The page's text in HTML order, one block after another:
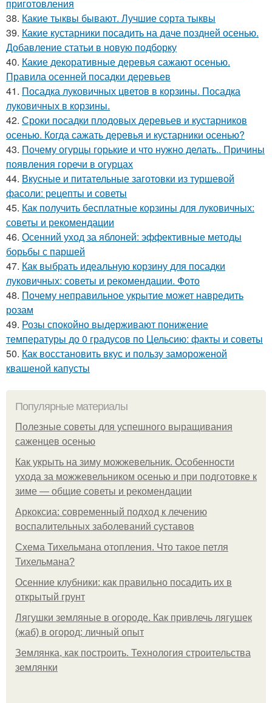
приготовления
38. Какие тыквы бывают. Лучшие сорта тыквы
39. Какие кустарники посадить на даче поздней осенью.
Добавление статьи в новую подборку
40. Какие декоративные деревья сажают осенью.
Правила осенней посадки деревьев
41. Посадка луковичных цветов в корзины. Посадка
луковичных в корзины.
42. Сроки посадки плодовых деревьев и кустарников
осенью. Когда сажать деревья и кустарники осенью?
43. Почему огурцы горькие и что нужно делать.. Причины
появления горечи в огурцах
44. Вкусные и питательные заготовки из туршевой
фасоли: рецепты и советы
45. Как получить бесплатные корзины для луковичных:
советы и рекомендации
46. Осенний уход за яблоней: эффективные методы
борьбы с паршей
47. Как выбрать идеальную корзину для посадки
луковичных: советы и рекомендации. Фото
48. Почему неправильное укрытие может навредить
розам
49. Розы спокойно выдерживают понижение
температуры до 0 градусов по Цельсию: факты и советы
50. Как восстановить вкус и пользу замороженой
квашеной капусты
Популярные материалы
Полезные советы для успешного выращивания
саженцев осенью
Как укрыть на зиму можжевельник. Особенности
ухода за можжевельником осенью и при подготовке к
зиме — общие советы и рекомендации
Аркоксиа: современный подход к лечению
воспалительных заболеваний суставов
Схема Тихельмана отопления. Что такое петля
Тихельмана?
Осенние клубники: как правильно посадить их в
открытый грунт
Лягушки земляные в огороде. Как привлечь лягушек
(жаб) в огород: личный опыт
Землянка, как построить. Технология строительства
землянки